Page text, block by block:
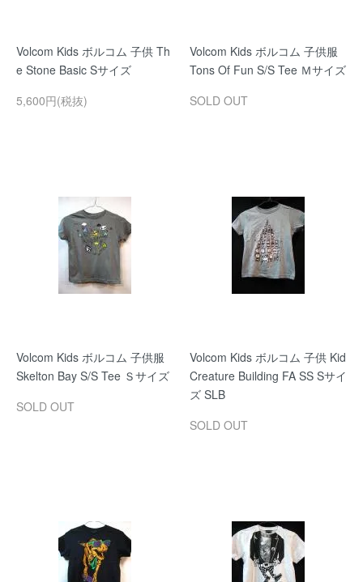
Volcom Kids ボルコム 子供 Th
e Stone Basic Sサイズ
5,600円(税抜)
Volcom Kids ボルコム 子供服
Tons Of Fun S/S Tee Ｍサイズ
SOLD OUT
Volcom Kids ボルコム 子供服
Skelton Bay S/S Tee Ｓサイズ
SOLD OUT
Volcom Kids ボルコム 子供 Kid
Creature Building FA SS Sサイ
ズ SLB
SOLD OUT